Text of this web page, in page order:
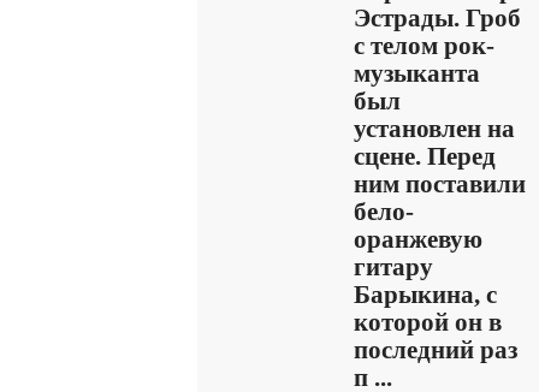
Эстрады. Гроб
с телом рок-
музыканта
был
установлен на
сцене. Перед
ним поставили
бело-
оранжевую
гитару
Барыкина, с
которой он в
последний раз
п ...